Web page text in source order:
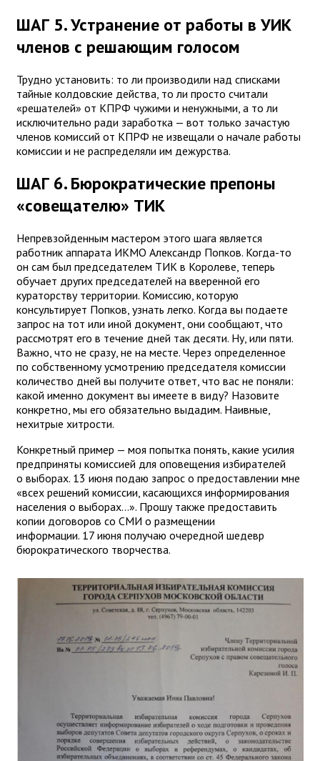
ШАГ 5. Устранение от работы в УИК
членов с решающим голосом
Трудно установить: то ли производили над списками
тайные колдовские действа, то ли просто считали
«решателей» от КПРФ чужими и ненужными, а то ли
исключительно ради заработка — вот только зачастую
членов комиссий от КПРФ не извещали о начале работы
комиссии и не распределяли им дежурства.
ШАГ 6. Бюрократические препоны
«совещателю» ТИК
Непревзойденным мастером этого шага является
работник аппарата ИКМО Александр Попков. Когда-то
он сам был председателем ТИК в Королеве, теперь
обучает других председателей на вверенной его
кураторству территории. Комиссию, которую
консультирует Попков, узнать легко. Когда вы подаете
запрос на тот или иной документ, они сообщают, что
рассмотрят его в течение дней так десяти. Ну, или пяти.
Важно, что не сразу, не на месте. Через определенное
по собственному усмотрению председателя комиссии
количество дней вы получите ответ, что вас не поняли:
какой именно документ вы имеете в виду? Назовите
конкретно, мы его обязательно выдадим. Наивные,
нехитрые хитрости.
Конкретный пример — моя попытка понять, какие усилия
предприняты комиссией для оповещения избирателей
о выборах. 13 июня подаю запрос о предоставлении мне
«всех решений комиссии, касающихся информирования
населения о выборах...». Прошу также предоставить
копии договоров со СМИ о размещении
информации. 17 июня получаю очередной шедевр
бюрократического творчества.